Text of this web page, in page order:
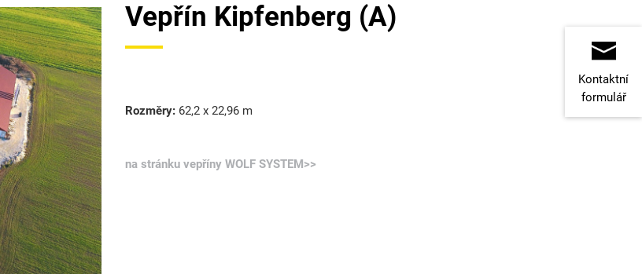
Kontaktní
formulář
Vepřín Kipfenberg (A)
Rozměry: 62,2 x 22,96 m
na stránku vepříny WOLF SYSTEM>>